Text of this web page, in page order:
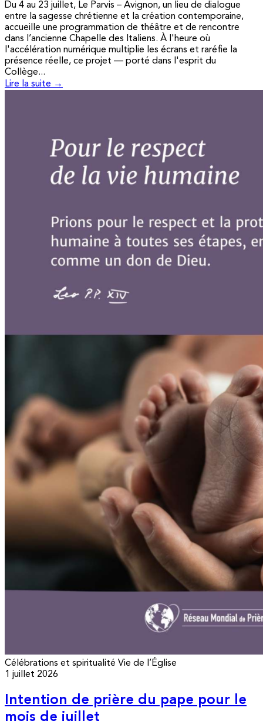
Du 4 au 23 juillet, Le Parvis – Avignon, un lieu de dialogue
entre la sagesse chrétienne et la création contemporaine,
accueille une programmation de théâtre et de rencontre
dans l’ancienne Chapelle des Italiens. À l'heure où
l'accélération numérique multiplie les écrans et raréfie la
présence réelle, ce projet — porté dans l'esprit du
Collège...
Lire la suite →
Célébrations et spiritualité Vie de l’Église
1 juillet 2026
Intention de prière du pape pour le
mois de juillet